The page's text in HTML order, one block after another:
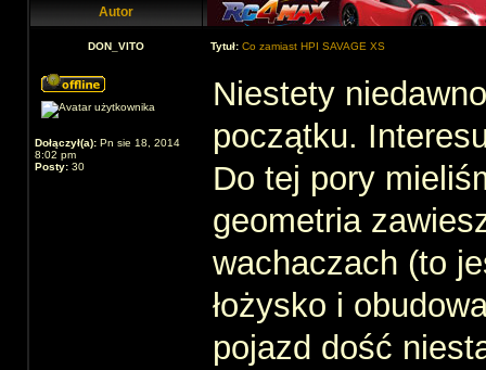
Autor
DON_VITO Tytuł: Co zamiast HPI SAVAGE XS
Dołączył(a): Pn sie 18, 2014
8:02 pm
Posty: 30
Niestety
początku.
Do tej pory
geometria
wachaczach (to
łożysko i
pojazd dość